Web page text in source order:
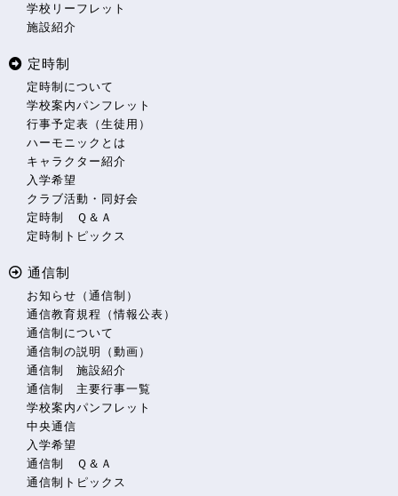
学校リーフレット
施設紹介
定時制
定時制について
学校案内パンフレット
行事予定表（生徒用）
ハーモニックとは
キャラクター紹介
入学希望
クラブ活動・同好会
定時制 Ｑ＆Ａ
定時制トピックス
通信制
お知らせ（通信制）
通信教育規程（情報公表）
通信制について
通信制の説明（動画）
通信制 施設紹介
通信制 主要行事一覧
学校案内パンフレット
中央通信
入学希望
通信制 Ｑ＆Ａ
通信制トピックス